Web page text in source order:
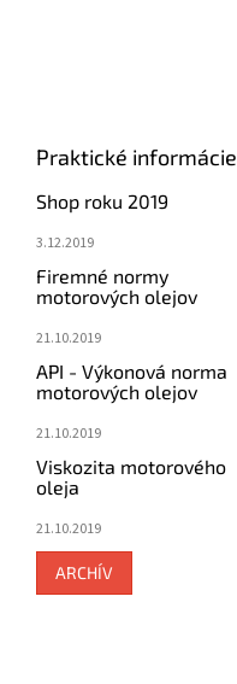
Praktické informácie
Shop roku 2019
3.12.2019
Firemné normy
motorových olejov
21.10.2019
API - Výkonová norma
motorových olejov
21.10.2019
Viskozita motorového
oleja
21.10.2019
ARCHÍV